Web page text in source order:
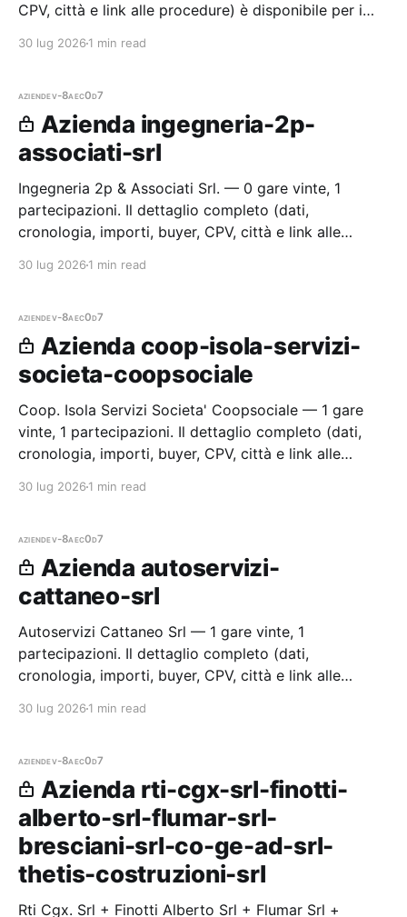
CPV, città e link alle procedure) è disponibile per i
30 lug 2026 1 min read
aziendev-8aec0d7
Azienda ingegneria-2p-
associati-srl
Ingegneria 2p & Associati Srl. — 0 gare vinte, 1
partecipazioni. Il dettaglio completo (dati,
cronologia, importi, buyer, CPV, città e link alle
30 lug 2026 1 min read
aziendev-8aec0d7
Azienda coop-isola-servizi-
societa-coopsociale
Coop. Isola Servizi Societa' Coopsociale — 1 gare
vinte, 1 partecipazioni. Il dettaglio completo (dati,
cronologia, importi, buyer, CPV, città e link alle
30 lug 2026 1 min read
aziendev-8aec0d7
Azienda autoservizi-
cattaneo-srl
Autoservizi Cattaneo Srl — 1 gare vinte, 1
partecipazioni. Il dettaglio completo (dati,
cronologia, importi, buyer, CPV, città e link alle
30 lug 2026 1 min read
aziendev-8aec0d7
Azienda rti-cgx-srl-finotti-
alberto-srl-flumar-srl-
bresciani-srl-co-ge-ad-srl-
thetis-costruzioni-srl
Rti Cgx. Srl + Finotti Alberto Srl + Flumar Srl +